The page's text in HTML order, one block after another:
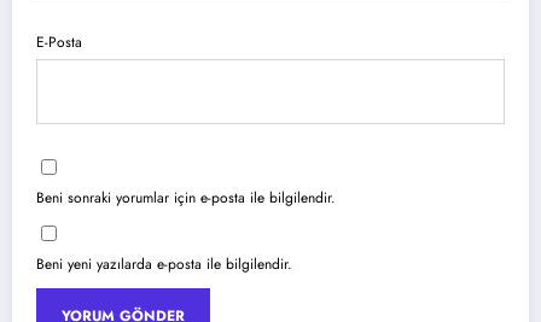
E-Posta
Beni sonraki yorumlar için e-posta ile bilgilendir.
Beni yeni yazılarda e-posta ile bilgilendir.